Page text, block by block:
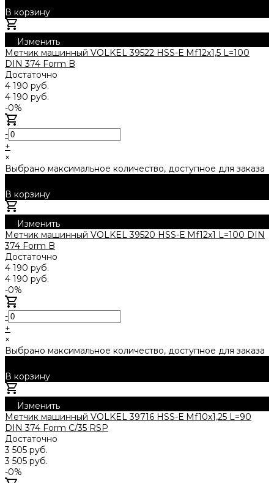
В корзину
Изменить
Метчик машинный VOLKEL 39522 HSS-Е Mf12x1,5 L=100
DIN 374 Form B
Достаточно
4 190 руб.
4 190 руб.
-0%
-
+
×
Выбрано максимальное количество, доступное для заказа
В корзину
Изменить
Метчик машинный VOLKEL 39520 HSS-Е Mf12x1 L=100 DIN
374 Form B
Достаточно
4 190 руб.
4 190 руб.
-0%
-
+
×
Выбрано максимальное количество, доступное для заказа
В корзину
Изменить
Метчик машинный VOLKEL 39716 HSS-Е Mf10x1,25 L=90
DIN 374 Form C/35 RSP
Достаточно
3 505 руб.
3 505 руб.
-0%